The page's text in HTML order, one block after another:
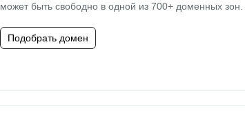
может быть свободно в одной из 700+ доменных зон.
Подобрать домен